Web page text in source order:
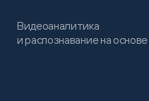
Видеоаналитика
и распознавание на